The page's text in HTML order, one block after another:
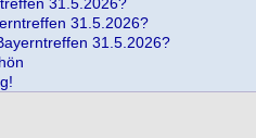
31.5.2026?
31.5.2026?